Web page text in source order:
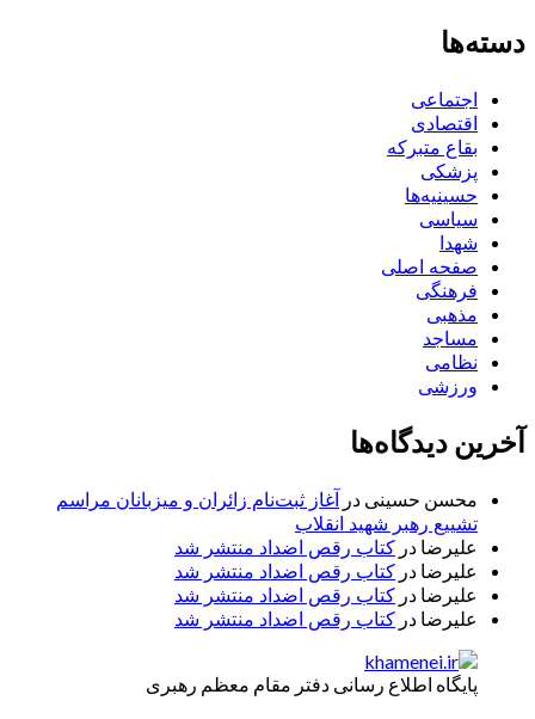
دسته‌ها
اجتماعی
اقتصادی
بقاع متبرکه
پزشکی
حسینیه‌ها
سیاسی
شهدا
صفحه اصلی
فرهنگی
مذهبی
مساجد
نظامی
ورزشی
آخرین دیدگاه‌ها
محسن حسینی در آغاز ثبت‌نام زائران و میزبانان مراسم
تشییع رهبر شهید انقلاب
علیرضا در کتاب رقص اضداد منتشر شد
علیرضا در کتاب رقص اضداد منتشر شد
علیرضا در کتاب رقص اضداد منتشر شد
علیرضا در کتاب رقص اضداد منتشر شد
پایگاه اطلاع رسانی دفتر مقام معظم رهبری